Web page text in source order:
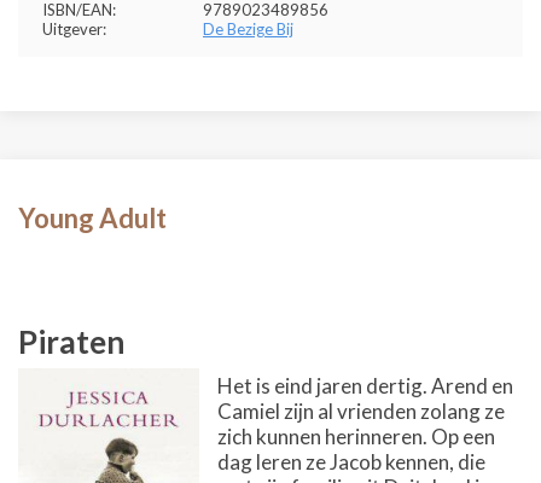
ISBN/EAN:
9789023489856
Uitgever:
De Bezige Bij
Young Adult
Piraten
Het is eind jaren dertig. Arend en
Camiel zijn al vrienden zolang ze
zich kunnen herinneren. Op een
dag leren ze Jacob kennen, die